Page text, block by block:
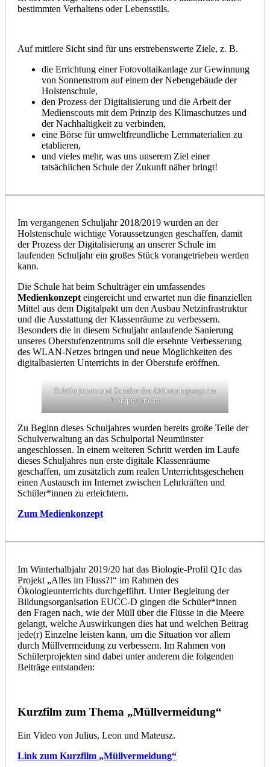
bestimmten Verhaltens oder Lebensstils.
Auf mittlere Sicht sind für uns erstrebenswerte Ziele, z. B.
die Errichtung einer Fotovoltaikanlage zur Gewinnung
von Sonnenstrom auf einem der Nebengebäude der
Holstenschule,
den Prozess der Digitalisierung und die Arbeit der
Medienscouts mit dem Prinzip des Klimaschutzes und
der Nachhaltigkeit zu verbinden,
eine Börse für umweltfreundliche Lernmaterialien zu
etablieren,
und vieles mehr, was uns unserem Ziel einer
tatsächlichen Schule der Zukunft näher bringt!
Im vergangenen Schuljahr 2018/2019 wurden an der
Holstenschule wichtige Voraussetzungen geschaffen, damit
der Prozess der Digitalisierung an unserer Schule im
laufenden Schuljahr ein großes Stück vorangetrieben werden
kann.
Die Schule hat beim Schulträger ein umfassendes
Medienkonzept eingereicht und erwartet nun die finanziellen
Mittel aus dem Digitalpakt um den Ausbau Netzinfrastruktur
und die Ausstattung der Klassenräume zu verbessern.
Besonders die in diesem Schuljahr anlaufende Sanierung
unseres Oberstufenzentrums soll die ersehnte Verbesserung
des WLAN-Netzes bringen und neue Möglichkeiten des
digitalbasierten Unterrichts in der Oberstufe eröffnen.
Schülerinnen und Schüler des Abiturjahrgangs im
Computerraum
Zu Beginn dieses Schuljahres wurden bereits große Teile der
Schulverwaltung an das Schulportal Neumünster
angeschlossen. In einem weiteren Schritt werden im Laufe
dieses Schuljahres nun erste digitale Klassenräume
geschaffen, um zusätzlich zum realen Unterrichtsgeschehen
einen Austausch im Internet zwischen Lehrkräften und
Schüler*innen zu erleichtern.
Zum Medienkonzept
Im Winterhalbjahr 2019/20 hat das Biologie-Profil Q1c das
Projekt „Alles im Fluss?!“ im Rahmen des
Ökologieunterrichts durchgeführt. Unter Begleitung der
Bildungsorganisation EUCC-D gingen die Schüler*innen
den Fragen nach, wie der Müll über die Flüsse in die Meere
gelangt, welche Auswirkungen dies hat und welchen Beitrag
jede(r) Einzelne leisten kann, um die Situation vor allem
durch Müllvermeidung zu verbessern. Im Rahmen von
Schülerprojekten sind dabei unter anderem die folgenden
Beiträge entstanden:
Kurzfilm zum Thema „Müllvermeidung“
Ein Video von Julius, Leon und Mateusz.
Link zum Kurzfilm „Müllvermeidung“